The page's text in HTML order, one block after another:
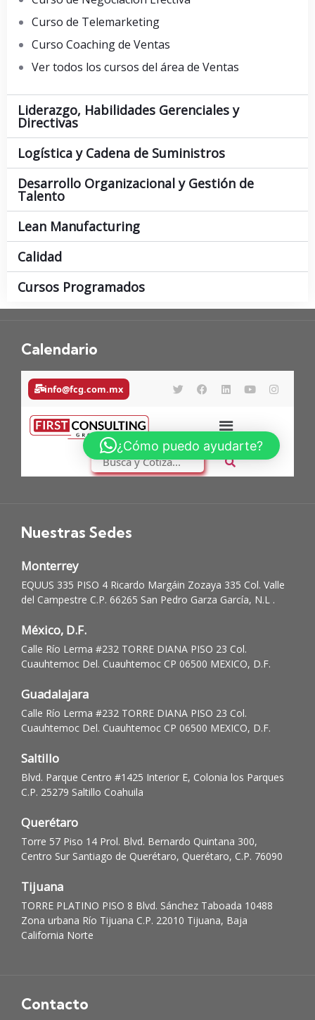
Curso de Telemarketing
Curso Coaching de Ventas
Ver todos los cursos del área de Ventas
Liderazgo, Habilidades Gerenciales y
Directivas
Logística y Cadena de Suministros
Desarrollo Organizacional y Gestión de
Talento
Lean Manufacturing
Calidad
Cursos Programados
Calendario
Nuestras Sedes
Monterrey
EQUUS 335 PISO 4 Ricardo Margáin Zozaya 335 Col. Valle
del Campestre C.P. 66265 San Pedro Garza García, N.L .
México, D.F.
Calle Río Lerma #232 TORRE DIANA PISO 23 Col.
Cuauhtemoc Del. Cuauhtemoc CP 06500 MEXICO, D.F.
Guadalajara
Calle Río Lerma #232 TORRE DIANA PISO 23 Col.
Cuauhtemoc Del. Cuauhtemoc CP 06500 MEXICO, D.F.
Saltillo
Blvd. Parque Centro #1425 Interior E, Colonia los Parques
C.P. 25279 Saltillo Coahuila
Querétaro
Torre 57 Piso 14 Prol. Blvd. Bernardo Quintana 300,
Centro Sur Santiago de Querétaro, Querétaro, C.P. 76090
Tijuana
TORRE PLATINO PISO 8 Blvd. Sánchez Taboada 10488
Zona urbana Río Tijuana C.P. 22010 Tijuana, Baja
California Norte
Contacto